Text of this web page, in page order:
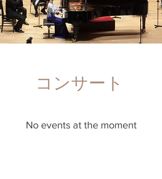
コンサート
No events at the moment